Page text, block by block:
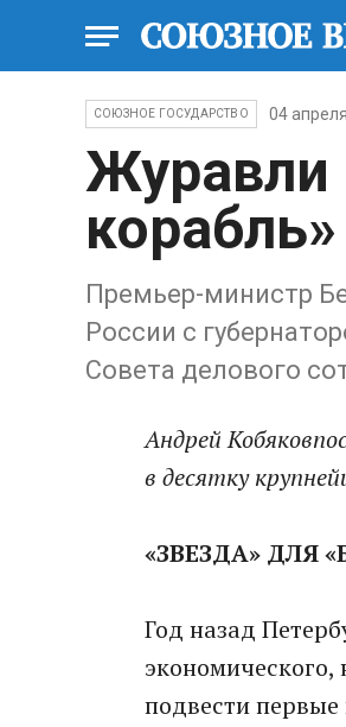
СОЮЗНОЕ ГОСУДАРСТВО 04
Журавли
Премьер-министр
России с
Совета делового
Андрей
в десятку
«ЗВЕЗДА» ДЛЯ
Год назад
экономического,
подвести